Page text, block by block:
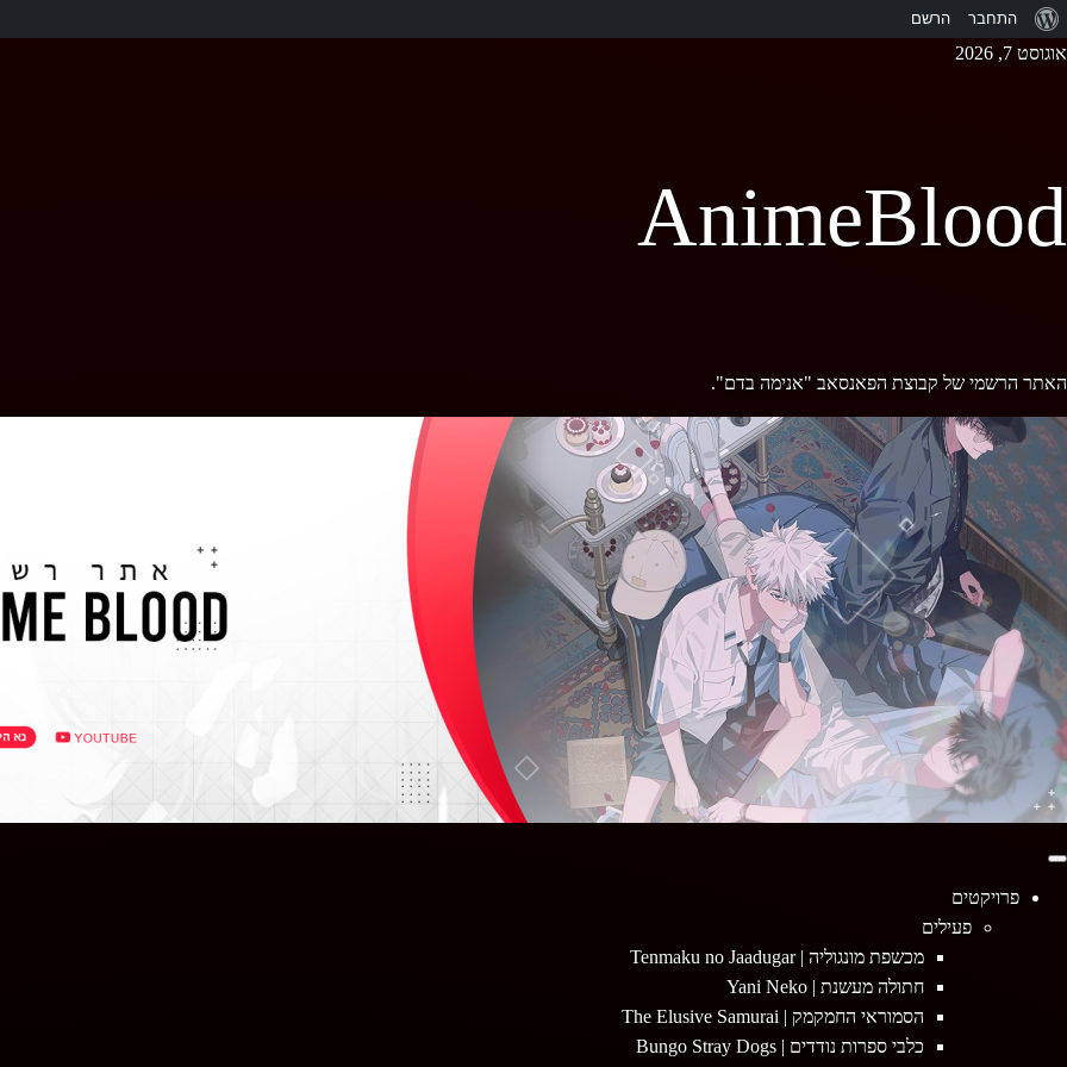
אודות
וורדפרס
התחבר הרשם
Skip
אוגוסט 7, 2026
AnimeBlood
האתר הרשמי של קבוצת הפאנסאב "אנימה בדם".
Menu פרויקטים
פעילים
מכשפת מונגוליה | Tenmaku no Jaadugar
חתולה מעשנת | Yani Neko
הסמוראי החמקמק | The Elusive Samurai
כלבי ספרות נודדים | Bungo Stray Dogs